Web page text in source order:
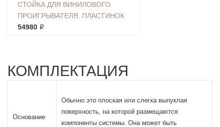
СТОЙКА ДЛЯ ВИНИЛОВОГО
ПРОИГРЫВАТЕЛЯ, ПЛАСТИНОК
И АППАРАТУРЫ ВЕГА 110.4/4-VS-
54980 ₽
КОМПЛЕКТАЦИЯ
Основание
Обычно это плоская или слегка выпуклая
поверхность, на которой размещаются
компоненты системы. Она может быть